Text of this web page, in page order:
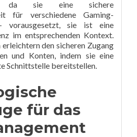
da sie eine sichere
für verschiedene Gaming-
sie ist eine
im entsprechenden Kontext.
den sicheren Zugang
und Konten, indem sie eine
Schnittstelle bereitstellen.
für das